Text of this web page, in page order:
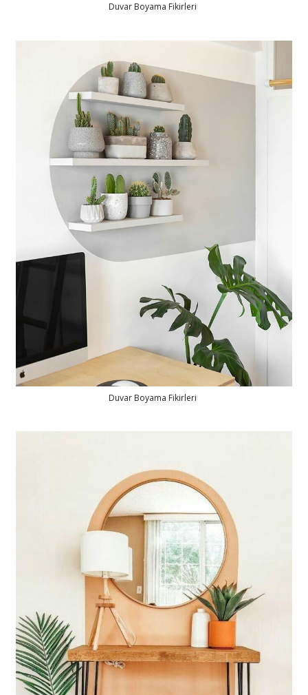
Duvar Boyama Fikirleri
Duvar Boyama Fikirleri